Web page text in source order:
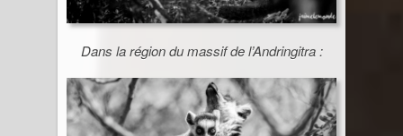
Dans la région du massif de l’Andringitra :